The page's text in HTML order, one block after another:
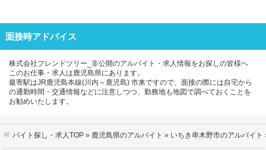
面接時アドバイス
株式会社フレンドツリー_非公開のアルバイト・求人情報をお探しの皆様へ
このお仕事・求人は鹿児島県にあります。
最寄駅はJR鹿児島本線(川内～鹿児島) 市来ですので、面接の際には自宅から
の通勤時間・交通情報などに注意しつつ、勤務地も地図で調べておくことを
お勧めいたします。
バイト探し・求人TOP » 鹿児島県のアルバイト » いちき串木野市のアルバイト